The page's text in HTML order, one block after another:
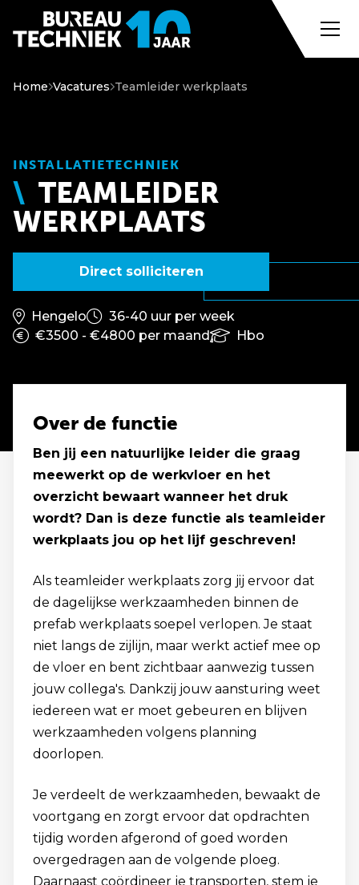
Home Vacatures Teamleider werkplaats
INSTALLATIETECHNIEK
TEAMLEIDER
WERKPLAATS
Direct solliciteren
Hengelo
36-40 uur per week
€3500 - €4800 per maand
Hbo
Over de functie
Ben jij een natuurlijke leider die graag
meewerkt op de werkvloer en het
overzicht bewaart wanneer het druk
wordt? Dan is deze functie als teamleider
werkplaats jou op het lijf geschreven!
Als teamleider werkplaats zorg jij ervoor dat
de dagelijkse werkzaamheden binnen de
prefab werkplaats soepel verlopen. Je staat
niet langs de zijlijn, maar werkt actief mee op
de vloer en bent zichtbaar aanwezig tussen
jouw collega's. Dankzij jouw aansturing weet
iedereen wat er moet gebeuren en blijven
werkzaamheden volgens planning
doorlopen.
Je verdeelt de werkzaamheden, bewaakt de
voortgang en zorgt ervoor dat opdrachten
tijdig worden afgerond of goed worden
overgedragen aan de volgende ploeg.
Daarnaast coördineer je transporten, stem je